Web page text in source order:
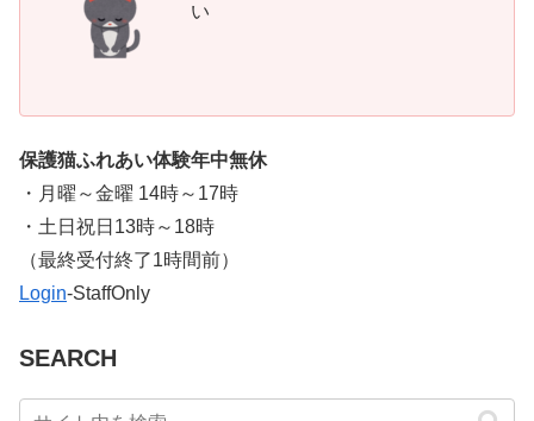
い
保護猫ふれあい体験年中無休
・月曜～金曜 14時～17時
・土日祝日13時～18時
​（最終受付終了1時間前）
Login-StaffOnly
SEARCH